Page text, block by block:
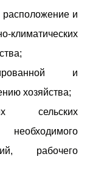
расположение и
и
хозяйства;
сельских
рабочего